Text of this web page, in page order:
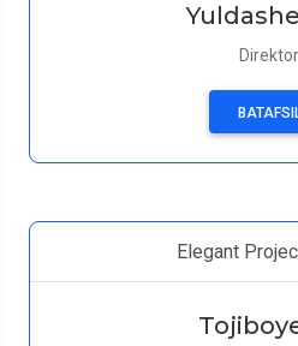
Direktor
Elegant